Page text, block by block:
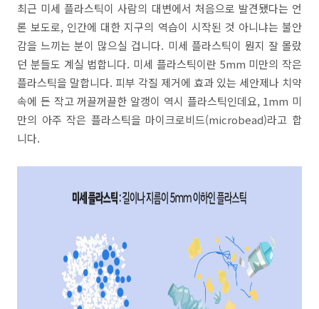
최근 미세 플라스틱이 사람의 대변에서 처음으로 발견됐다는 언
론 보도로, 인간에 대한 지구의 역습이 시작된 것 아니냐는 불안
감을 느끼는 분이 많으실 겁니다. 미세 플라스틱이 뭔지 잘 몰랐
던 분들도 계실 법합니다. 미세 플라스틱이란 5mm 미만의 작은
플라스틱을 말합니다. 피부 각질 제거에 효과 있는 세안제나 치약
속에 든 작고 꺼끌꺼끌한 알갱이 역시 플라스틱인데요, 1mm 미
만의 아주 작은 플라스틱을 마이크로비드(microbead)라고 합
니다.